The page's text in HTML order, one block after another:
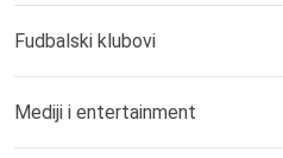
Fudbalski klubovi
Mediji i entertainment